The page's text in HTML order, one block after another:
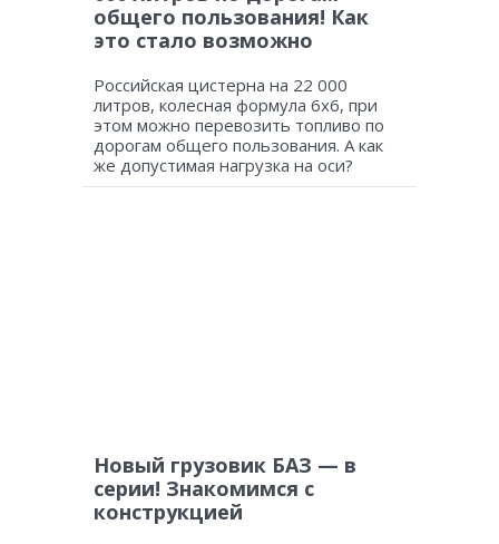
общего пользования! Как
это стало возможно
Российская цистерна на 22 000
литров, колесная формула 6х6, при
этом можно перевозить топливо по
дорогам общего пользования. А как
же допустимая нагрузка на оси?
Новый грузовик БАЗ — в
серии! Знакомимся с
конструкцией